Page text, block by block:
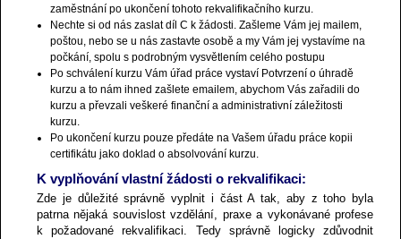
zaměstnání po ukončení tohoto rekvalifikačního kurzu.
Nechte si od nás zaslat díl C k žádosti. Zašleme Vám jej mailem,
poštou, nebo se u nás zastavte osobě a my Vám jej vystavíme na
počkání, spolu s podrobným vysvětlením celého postupu
Po schválení kurzu Vám úřad práce vystaví Potvrzení o úhradě
kurzu a to nám ihned zašlete emailem, abychom Vás zařadili do
kurzu a převzali veškeré finanční a administrativní záležitosti
kurzu.
Po ukončení kurzu pouze předáte na Vašem úřadu práce kopii
certifikátu jako doklad o absolvování kurzu.
K vyplňování vlastní žádosti o rekvalifikaci:
Zde je důležité správně vyplnit i část A tak, aby z toho byla
patrna nějaká souvislost vzdělání, praxe a vykonávané profese
k požadované rekvalifikaci. Tedy správně logicky zdůvodnit